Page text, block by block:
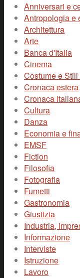
Anniversari e
Antropologia e
Architettura
Arte
Banca d'Italia
Cinema
Costume e
Cronaca estera
Cronaca
Cultura
Danza
Economia e
EMSF
Fiction
Filosofia
Fotografia
Fumetti
Gastronomia
Giustizia
Industria,
Informazione
Interviste
Istruzione
Lavoro